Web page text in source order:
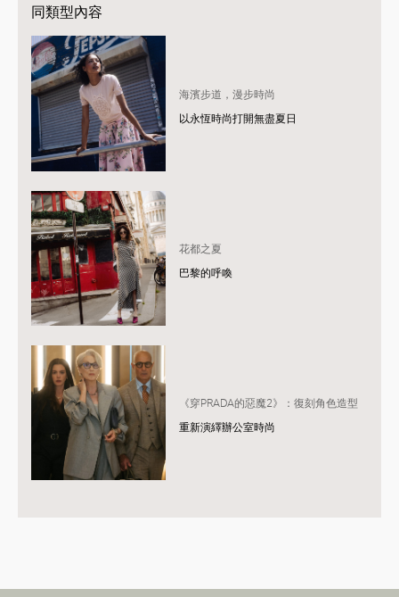
同類型內容
海濱步道，漫步時尚
以永恆時尚打開無盡夏日
花都之夏
巴黎的呼喚
《穿PRADA的惡魔2》：復刻角色造型
重新演繹辦公室時尚